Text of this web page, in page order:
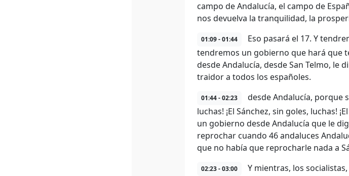
campo de Andalucía, el campo de
nos devuelva la tranquilidad, la
01:09 - 01:44
Eso pasará el 17. Y
tendremos un gobierno que hará que
desde Andalucía, desde San Telmo, le
traidor a todos los españoles.
01:44 - 02:23
desde Andalucía, porque
luchas! ¡El Sánchez, sin goles, luchas!
un gobierno desde Andalucía que le
reprochar cuando 46 andaluces
que no había que reprocharle nada a
02:23 - 03:00
Y mientras, los